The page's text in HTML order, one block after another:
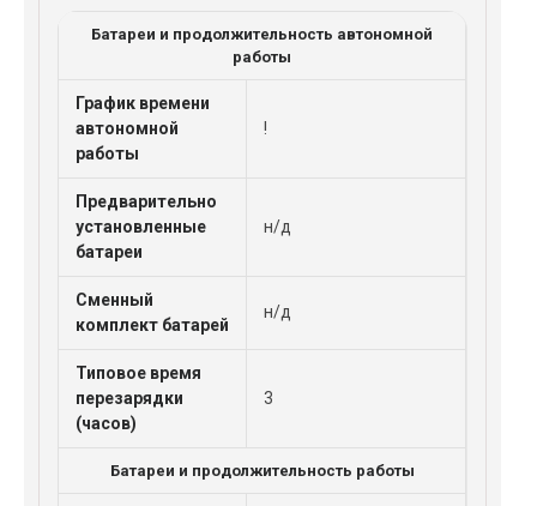
Батареи и продолжительность автономной
работы
График времени
автономной
работы
!
Предварительно
установленные
батареи
н/д
Сменный
комплект батарей
н/д
Типовое время
перезарядки
(часов)
3
Батареи и продолжительность работы